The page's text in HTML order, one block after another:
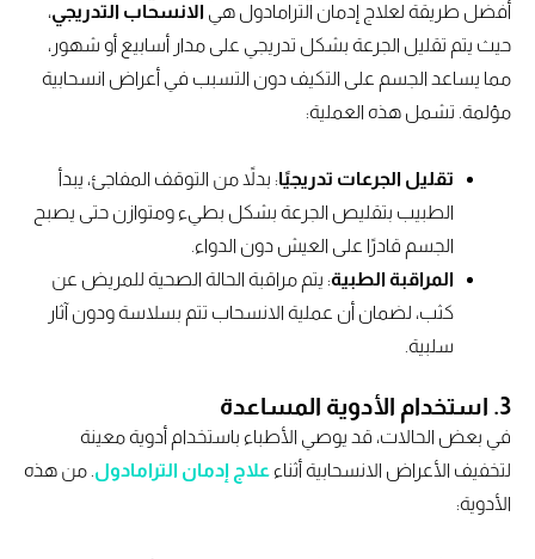
أفضل طريقة لعلاج إدمان الترامادول هي الانسحاب التدريجي
حيث يتم تقليل الجرعة بشكل تدريجي على مدار أسابيع أو شهور،
مما يساعد الجسم على التكيف دون التسبب في أعراض انسحابية
مؤلمة. تشمل هذه العملية:
تقليل الجرعات تدريجيًا: بدلاً من التوقف المفاجئ، يبدأ
الطبيب بتقليص الجرعة بشكل بطيء ومتوازن حتى يصبح
الجسم قادرًا على العيش دون الدواء.
المراقبة الطبية: يتم مراقبة الحالة الصحية للمريض عن
كثب، لضمان أن عملية الانسحاب تتم بسلاسة ودون آثار
سلبية.
3. استخدام الأدوية المساعدة
في بعض الحالات، قد يوصي الأطباء باستخدام أدوية معينة
لتخفيف الأعراض الانسحابية أثناءعلاج إدمان الترامادول . من هذه
الأدوية: